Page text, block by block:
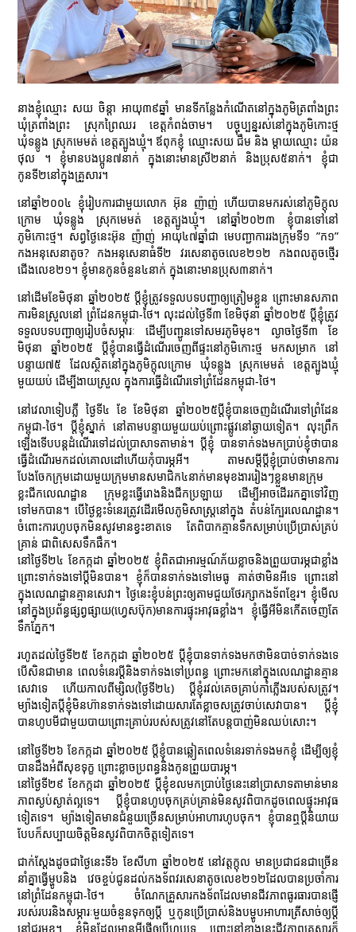
នាងខ្ញុំឈ្មោះ សយ ចិន្តា អាយុ៣៩ឆ្នាំ មានទីកន្លែងកំណើតនៅក្នុងភូមិត្រពាំងព្រះ
ឃុំត្រពាំងព្រះ ស្រុកព្រៃឈរ ខេត្តកំពង់ចាម។ បច្ចុប្បន្នរស់នៅក្នុងភូមិកោះថ្ម
ឃុំទន្លូង ស្រុកមេមត់ ខេត្តត្បូងឃ្មុំ។ ឪពុកខ្ញុំ ឈ្មោះសយ ជឹម និង ម្ដាយឈ្មោះ យ៉ន
ថុល ។ ខ្ញុំមានបងប្អូន៧នាក់ ក្នុងនោះមានស្រី២នាក់ និងប្រុស៥នាក់។ ខ្ញុំជា
កូនទី២នៅក្នុងគ្រួសារ។
នៅឆ្នាំ២០០៤ ខ្ញុំរៀបការជាមួយលោក អ៊ុន ញ៉ាញ់ ហើយបានមករស់នៅភូមិក្ដុល
ក្រោម ឃុំទន្លូង ស្រុកមេមត់ ខេត្តត្បូងឃ្មុំ។ នៅឆ្នាំ២០២៣ ខ្ញុំបានទៅនៅ
ភូមិកោះថ្ម។ សព្វថ្ងៃនេះអ៊ុន ញ៉ាញ់ អាយុ៤៧ឆ្នាំជា មេបញ្ជាការរងក្រុមទី១ ”ក១”
កងអនុសេនាតូច? កងអនុសេនាធំទី២​ វរសេនាតូចលេខ២១២ កងពលតូចថ្មើរ
ជើងលេខ២១។ ខ្ញុំមានកូនចំនួន៤នាក់ ក្នុងនោះមានប្រុស៣នាក់។
នៅដើមខែមិថុនា ឆ្នាំ២០២៥ ប្ដីខ្ញុំត្រូវទទួលបទបញ្ជាឲ្យត្រៀមខ្លួន ព្រោះមានសភាព
ការមិនស្រួលនៅ ព្រំដែនកម្ពុជា-ថៃ។ លុះដល់ថៃ្ងទី៣ ខែមិថុនា ឆ្នាំ២០២៥ ប្ដីខ្ញុំត្រូវ
ទទួលបទបញ្ជាឲ្យរៀបចំសម្ភារៈ ដើម្បីបញ្ជូនទៅសមរភូមិមុខ។ ល្ងាចថ្ងៃទី៣ ខែ
មិថុនា ឆ្នាំ២០២៥ ប្ដីខ្ញុំបានធ្វើដំណើរចេញពីផ្ទះនៅភូមិកោះថ្ម មកសម្រាក នៅ
បន្ទាយ៧៥ ដែលស្ថិតនៅក្នុងភូមិក្ដុលក្រោម ឃុំទន្លូង ស្រុកមេមត់ ខេត្តត្បូងឃ្មុំ
មួយយប់ ដើម្បីងាយស្រួល ក្នុងការធ្វើដំណើរទៅព្រំដែនកម្ពុជា-ថៃ។
នៅវេលាទៀបភ្លឺ ថ្ងៃទី៤ ខែ ខែមិថុនា ឆ្នាំ២០២៥ប្ដីខ្ញុំបានចេញដំណើរទៅព្រំដែន
កម្ពុជា-ថៃ។ ប្ដីខ្ញុំស្នាក់ នៅតាមបន្ទាយមួយយប់ព្រោះផ្លូវនៅឆ្ងាយទៀត។ លុះព្រឹក
ឡើងទើបបន្តដំណើរទៅដល់ប្រាសាទតាមាន់។ ប្ដីខ្ញុំ បានទាក់ទងមកប្រាប់ខ្ញុំថាបាន
ធ្វើដំណើរមកដល់គោលដៅហើយកុំបារម្ភអី។ តាមសម្តីប្ដីខ្ញុំប្រាប់ថាមានការ
បែងចែកក្រុមដោយមួយក្រុមមានសមាជិក៤នាក់មានមុខងាររៀងៗខ្លួនមានក្រុម
ខ្លះជីកលេណដ្ឋាន ក្រុមខ្លះធ្វើរោងនិងជីកប្រឡាយ ដើម្បីអាចដើររកគ្នាទៅវិញ
ទៅមកបាន។ បើថ្ងៃខ្លះទំនេរត្រូវដើរមើលភូមិសាស្រ្តនៅក្នុង តំបន់ក្បែរលេណដ្ឋាន។
ចំពោះការហូបចុកមិនសូវមានខ្វះខាតទេ តែពិបាកគ្មានទឹកសម្រាប់ប្រើប្រាស់គ្រប់
គ្រាន់ ជាពិសេសទឹកផឹក។
នៅថ្ងៃទី២៤ ខែកក្កដា ឆ្នាំ២០២៥ ខ្ញុំពិតជាអារម្មណ៍ភ័យខ្លាចនិងព្រួយបារម្ភជាខ្លាំង
ព្រោះទាក់ទងទៅប្តីមិនបាន។ ខ្ញុំក៏បានទាក់ទងទៅមេធូ គាត់ថាមិនអីទេ ព្រោះនៅ
ក្នុងលេណដ្ឋានគ្មានសេវា។ ថ្ងៃនេះខ្ញុំបន់ព្រះឲ្យតាមជួយថែរក្សាកងទ័ពខ្មែរ។ ខ្ញុំមើល
នៅក្នុងប្រព័ន្ធផ្សព្វផ្សាយ(ហ្វេសប៊ុក)មានការផ្ទុះអាវុធខ្លាំង។ ខ្ញុំធ្វើអីមិនកើតចេញតែ
ទឹកភ្នែក។
រហូតដល់ថ្ងៃទី២៥ ខែកក្កដា ឆ្នាំ២០២៥ ប្ដីខ្ញុំបានទាក់ទងមកថាមិនបាច់ទាក់ទងទេ
បើសិនជាមាន ពេលទំនេរប្ដីនិងទាក់ទងទៅប្រពន្ធ ព្រោះមកនៅក្នុងលេណដ្ឋានគ្មាន
សេវាទេ ហើយកាលពីម្សិល(ថ្ងៃទី២៤) ប្ដីខ្ញុំរវល់គេចគ្រាប់កាំភ្លើងរបស់សត្រូវ។
ម្យ៉ាងទៀតប្តីខ្ញុំមិនហ៊ានទាក់ទងទៅដោយសារតែខ្លាចសត្រូវចាប់សេវាបាន។ ប្ដីខ្ញុំ
បានហូបមីជាមួយបាយព្រោះគ្រាប់របស់សត្រូវនៅតែបន្តបាញ់មិនឈប់សោះ។
នៅថ្ងៃទី២៦ ខែកក្កដា ឆ្នាំ២០២៥ ប្ដីខ្ញុំបានឆ្លៀតពេលទំនេរទាក់ទងមកខ្ញុំ ដើម្បីឲ្យខ្ញុំ
បានដឹងអំពីសុខទុក្ខ ព្រោះខ្លាចប្រពន្ធនិងកូនព្រួយបារម្ភ។
នៅថ្ងៃទី២៩ ខែកក្កដា ឆ្នាំ២០២៥ ប្ដីខ្ញុំខលមកប្រាប់ថ្ងៃនេះនៅប្រាសាទតាមាន់មាន
ភាពស្ងប់ស្ងាត់ល្អទេ។ ប្ដីខ្ញុំបានហូបចុកគ្រប់គ្រាន់មិនសូវពិបាកដូចពេលផ្ទុះអាវុធ
ទៀតទេ។ ម្យ៉ាងទៀតមានជំនួយច្រើនសម្រាប់អាហារហូបចុក។ ខ្ញុំបានឮប្ដីនិយាយ
បែបក៏សប្បាយចិត្តមិនសូវពិបាកចិត្តទៀតទេ។
ជាក់ស្ដែងដូចជាថ្ងៃនេះទី៦ ខែសីហា ឆ្នាំ២០២៥ នៅវត្តក្តុល មានប្រជាជនជាច្រើន
នាំគ្នាធ្វើម្ហូបនិង វេចខ្ចប់ជូនដល់កងទ័ពវរសេនាតូចលេខ២១២ដែលបានប្រចាំការ
នៅពំ្រដែនកម្ពុជា-ថៃ។ ចំណែកគ្រួសារកងទ័ពដែលមានជីវភាពធូរធារបានផ្ញើ
របស់របរនិងសម្ភារៈមួយចំនួនទុកឲ្យប្ដី ឬកូនប្រើប្រាស់និងបម្ហូបអាហារត្រីសាច់ឲ្យប្តី
នៅជួរមុខ។ ខ្ញុំមិនដែលមានអីផ្ញើឲ្យប្ដីហូបទេ ព្រោះនៅខាងនេះជីវភាពគ្រួសារក៏